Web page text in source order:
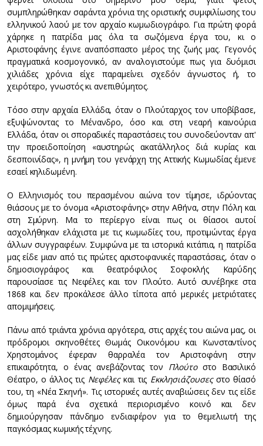
συμπληρώθηκαν σαράντα χρόνια της οριστικής συμφιλίωσης του
ελληνικού λαού με τον αρχαίο κωμωδιογράφο. Για πρώτη φορά
χάρηκε η πατρίδα μας όλα τα σωζόμενα έργα του, κι ο
Αριστοφάνης έγινε αναπόσπαστο μέρος της ζωής μας. Γεγονός
πραγματικά κοσμογονικό, αν αναλογιστούμε πως για δυόμισι
χιλιάδες χρόνια είχε παραμείνει σχεδόν άγνωστος ή, το
χειρότερο, γνωστός κι ανεπιθύμητος.
Τόσο στην αρχαία Ελλάδα, όταν ο Πλούταρχος τον υποβίβασε,
εξυψώνοντας το Μένανδρο, όσο και στη νεαρή καινούρια
Ελλάδα, όταν οι σποραδικές παραστάσεις του συνοδεύονταν απ'
την προειδοποίηση «αυστηρώς ακατάλληλος διά κυρίας και
δεσποινίδας», η μνήμη του γενάρχη της Αττικής Κωμωδίας έμενε
εσαεί κηλιδωμένη.
Ο Ελληνισμός του περασμένου αιώνα τον τίμησε, ιδρύοντας
θιάσους με το όνομα «Αριστοφάνης» στην Αθήνα, στην Πόλη και
στη Σμύρνη. Μα το περίεργο είναι πως οι θίασοι αυτοί
ασχολήθηκαν ελάχιστα με τις κωμωδίες του, προτιμώντας έργα
άλλων συγγραφέων. Συμφώνα με τα ιστορικά κιτάπια, η πατρίδα
μας είδε μιαν από τις πρώτες αριστοφανικές παραστάσεις, όταν ο
δημοσιογράφος και θεατρόφιλος Σοφοκλής Καρύδης
παρουσίασε τις Νεφέλες και τον Πλούτο. Αυτό συνέβηκε στα
1868 και δεν προκάλεσε άλλο τίποτα από μερικές μετριότατες
απομιμήσεις.
Πάνω από τριάντα χρόνια αργότερα, στις αρχές του αιώνα μας, οι
πρόδρομοι σκηνοθέτες Θωμάς Οικονόμου και Κωνσταντίνος
Χρηστομάνος έφεραν θαρραλέα τον Αριστοφάνη στην
επικαιρότητα, ο ένας ανεβάζοντας τον Πλούτοστο Βασιλικό
Θέατρο, ο άλλος τις Νεφέλεςκαι τις Εκκλησιάζουσεςστο θίασό
του, τη «Νέα Σκηνή». Τις ιστορικές αυτές αναβιώσεις δεν τις είδε
όμως παρά ένα σχετικά περιορισμένο κοινό και δεν
δημιούργησαν πάνδημο ενδιαφέρον για το θεμελιωτή της
παγκόσμιας κωμικής τέχνης.